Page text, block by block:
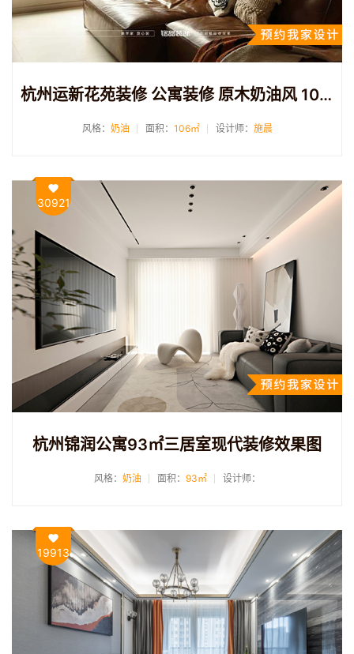
杭州运新花苑装修 公寓装修 原木奶油风 106平
风格： 奶油 面积： 106㎡ 设计师： 施晨
30921
杭州锦润公寓93㎡三居室现代装修效果图
风格： 奶油 面积： 93㎡ 设计师：
19913